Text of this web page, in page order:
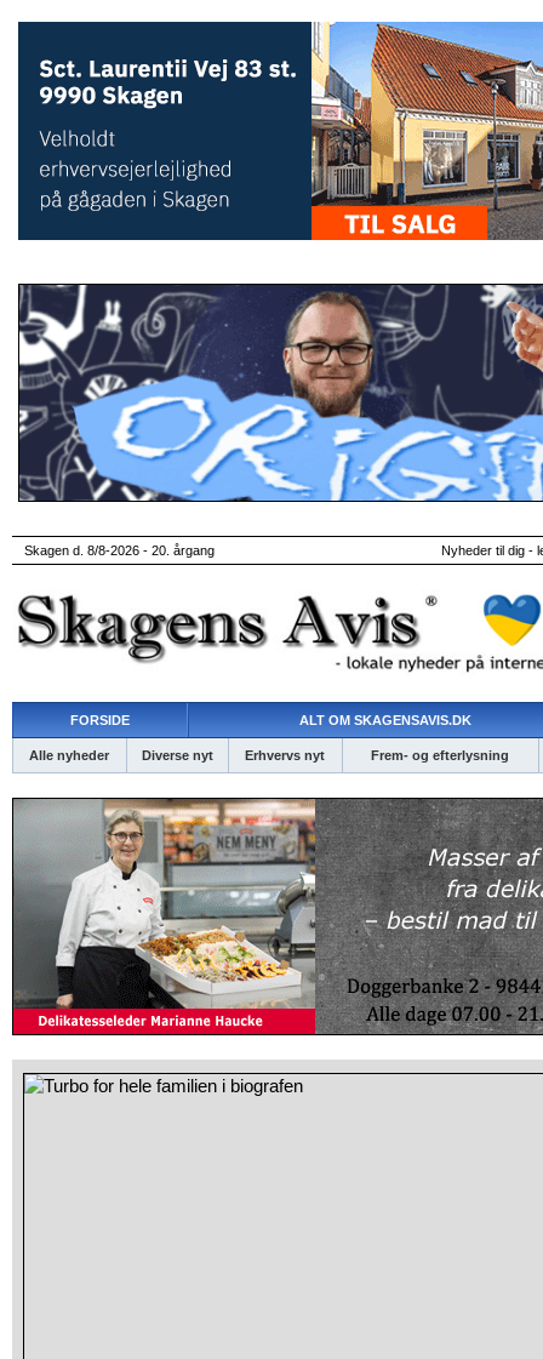
Skagen d. 8/8-2026 - 20. årgang Nyheder til dig -
FORSIDE ALT OM SKAGENSAVIS.DK
Alle nyheder Diverse nyt Erhvervs nyt Frem- og efterlysning